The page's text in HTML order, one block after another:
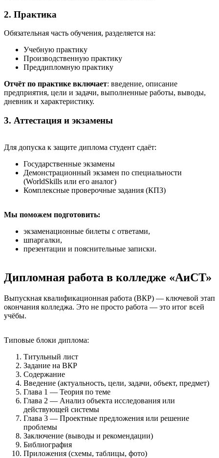
2. Практика
Обязательная часть обучения, разделяется на:
Учебную практику
Производственную практику
Преддипломную практику
Отчёт по практике включает: введение, описание
предприятия, цели и задачи, выполненные работы, выводы,
дневник и характеристику.
3. Аттестация и экзамены
Для допуска к защите диплома студент сдаёт:
Государственные экзамены
Демонстрационный экзамен по специальности
(WorldSkills или его аналог)
Комплексные проверочные задания (КПЗ)
Мы поможем подготовить:
экзаменационные билеты с ответами,
шпаргалки,
презентации и пояснительные записки.
Дипломная работа в колледже «АиСТ»
Выпускная квалификационная работа (ВКР) — ключевой этап
окончания колледжа. Это не просто работа — это итог всей
учёбы.
Типовые блоки диплома:
Титульный лист
Задание на ВКР
Содержание
Введение (актуальность, цели, задачи, объект, предмет)
Глава 1 — Теория по теме
Глава 2 — Анализ объекта исследования или
действующей системы
Глава 3 — Проектные предложения или решение
проблемы
Заключение (выводы и рекомендации)
Библиография
Приложения (схемы, таблицы, фото)